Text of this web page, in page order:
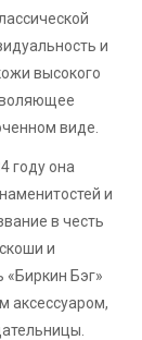
и
высокого
виде.
году она
и
в честь
и
Бэг»
аксессуаром,